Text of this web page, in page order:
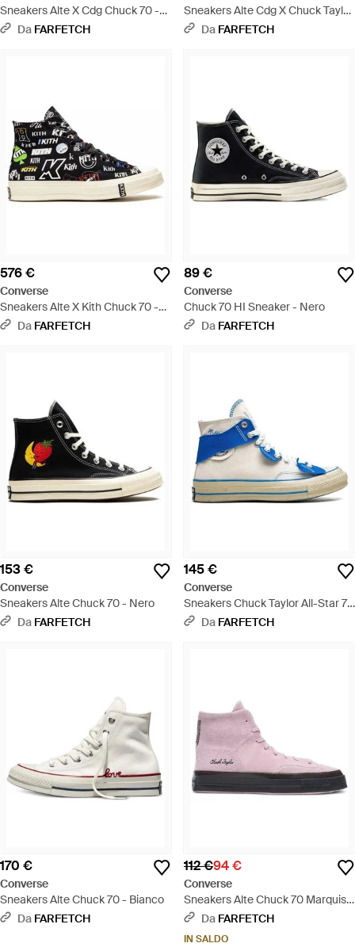
Sneakers Alte X Cdg Chuck 70 -
RosaDa FARFETCH
Sneakers Alte Cdg X Chuck Taylor
70 - Rosso
Da FARFETCH
576 €
Converse
Sneakers Alte X Kith Chuck 70 -
NeroDa FARFETCH
89 €
Converse
Chuck 70 HI Sneaker - Nero
Da FARFETCH
153 €
Converse
Sneakers Alte Chuck 70 - Nero
Da FARFETCH
145 €
Converse
Sneakers Chuck Taylor All-Star 70
Hi X Adererror - Blu
Da FARFETCH
170 €
Converse
Sneakers Alte Chuck 70 - Bianco
Da FARFETCH
112 €94 €
Converse
Sneakers Alte Chuck 70 Marquis -
RosaDa FARFETCH
IN SALDO